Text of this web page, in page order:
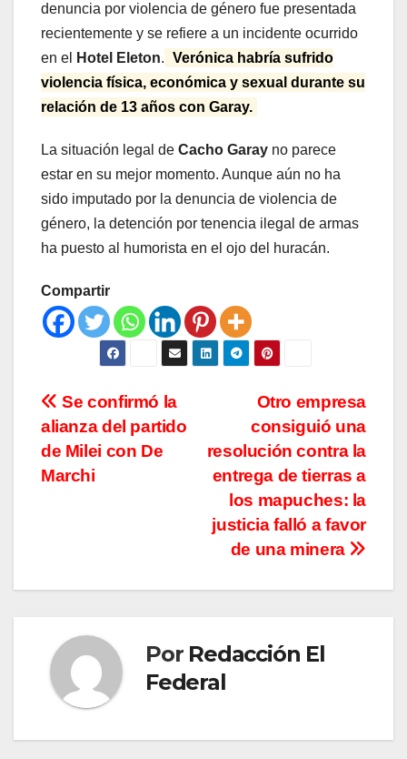
denuncia por violencia de género fue presentada
recientemente y se refiere a un incidente ocurrido
en el
Hotel Eleton. Verónica habría sufrido
violencia física, económica y sexual durante su
relación de 13 años con Garay.
La situación legal de Cacho Garay no parece
estar en su mejor momento. Aunque aún no ha
sido imputado por la denuncia de violencia de
género, la detención por tenencia ilegal de armas
ha puesto al humorista en el ojo del huracán.
Compartir
Navegación
de
entradas
Otro empresa
consiguió una
resolución contra la
entrega de tierras a
los mapuches: la
justicia falló a favor
de una minera
Se confirmó la
alianza del partido
de Milei con De
Marchi
Por Redacción El
Federal